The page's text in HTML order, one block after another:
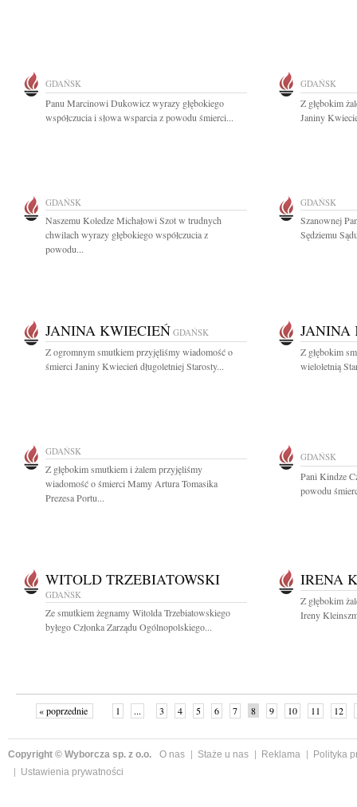
GDAŃSK
Panu Marcinowi Dukowicz wyrazy głębokiego
współczucia i słowa wsparcia z powodu śmierci...
GDAŃSK
Z głębokim
Janiny
GDAŃSK
Naszemu Koledze Michałowi Szot w trudnych
chwilach wyrazy głębokiego współczucia z
powodu...
GDAŃSK
Szanownej
Sędziemu
JANINA KWIECIEŃ GDAŃSK
Z ogromnym smutkiem przyjęliśmy wiadomość o
śmierci Janiny Kwiecień długoletniej Starosty...
JANINA
Z głębokim
wieloletnią
GDAŃSK
Z głębokim smutkiem i żalem przyjęliśmy
wiadomość o śmierci Mamy Artura Tomasika
Prezesa Portu...
GDAŃSK
Pani Kindze
powodu
WITOLD TRZEBIATOWSKI
GDAŃSK
Ze smutkiem żegnamy Witolda Trzebiatowskiego
byłego Członka Zarządu Ogólnopolskiego...
IRENA
Z głębokim
Ireny
« poprzednie 1 ... 3 4 5 6 7 8 9 10 11 12
Copyright © Wyborcza sp. z o.o. O nas Staże u nas Reklama
Polityka
Ustawienia prywatności